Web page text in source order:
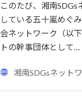
このたび、湘南
している五十嵐めぐ
会ネットワーク（以
トの幹事団体として…
湘南SDGsネット